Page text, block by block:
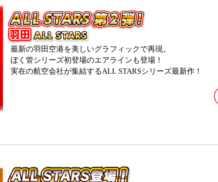
アー トランスアジア航空 エバー航空カーゴ チャイナエアライン
国際航空 PeachAviation エア・カレドニア・インターナショナル航
機体一覧を公開しました。
グループ 中国国際航空 エア・ホンコン キャセイパシフィック航空
した。
なる空港を公開しました。
空会社9社、Peach Aviation、エア・カレドニア・インターナショ
ア航空、 ジンエアー、エバー航空、エバー航空カーゴ、チャイナ
空会社3社、キャセイパシフィック航空、中国南方航空 フィンエ
最新の羽田空港を美しいグラフィックで再現。
ぼく管シリーズ初登場のエアラインも登場！
実在の航空会社が集結するALL STARSシリーズ最新作！